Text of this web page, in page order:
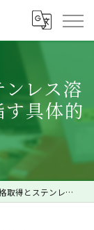
レス溶
具体的
接技術で安定就職を目指す具体的なステップ